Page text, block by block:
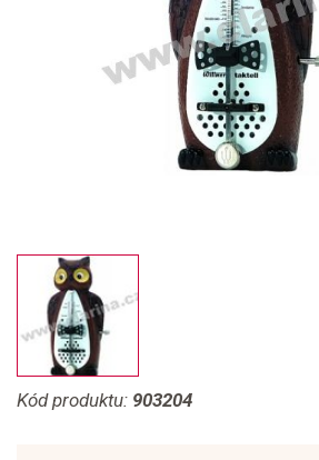
Kód produktu: 903204